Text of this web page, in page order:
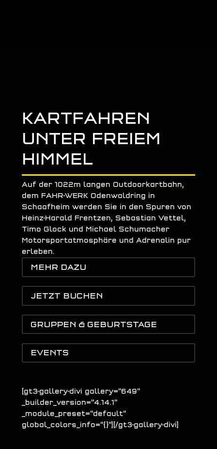
KARTFAHREN
UNTER FREIEM
HIMMEL
Auf der 1022m langen Outdoorkartbahn,
dem FAHR-WERK Odenwaldring in
Schaafheim werden Sie in den Spuren von
Heinz-Harald Frentzen, Sebastian Vettel,
Timo Glock und Michael Schumacher
Motorsportatmosphäre und Adrenalin pur
erleben.
MEHR DAZU
JETZT BUCHEN
GRUPPEN & GEBURTSTAGE
EVENTS
[gt3-gallery-divi gallery="649"
_builder_version="4.14.1"
_module_preset="default"
global_colors_info="{}"][/gt3-gallery-divi]